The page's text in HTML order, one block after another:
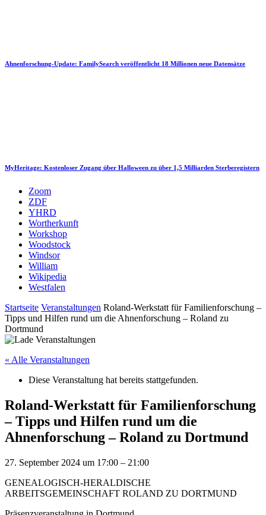
Ahnenforschung-Update: FamilySearch veröffentlicht 18 Millionen neue Datensätze
MyHeritage: Kostenloser Zugang über Halloween zu über 1,5 Milliarden Sterberegistern
Zoom
ZDF
YHRD
Wortherkunft
Workshop
Woodstock
Windsor
William
Wikipedia
Westfalen
Startseite Veranstaltungen Roland-Werkstatt für Familienforschung –
Tipps und Hilfen rund um die Ahnenforschung – Roland zu
Dortmund
« Alle Veranstaltungen
Diese Veranstaltung hat bereits stattgefunden.
Roland-Werkstatt für Familienforschung
– Tipps und Hilfen rund um die
Ahnenforschung – Roland zu Dortmund
27. September 2024 um 17:00 – 21:00
GENEALOGISCH-HERALDISCHE
ARBEITSGEMEINSCHAFT ROLAND ZU DORTMUND